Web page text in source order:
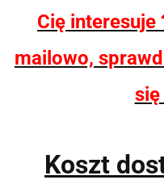
Cię interesuje
mailowo,
się
Koszt